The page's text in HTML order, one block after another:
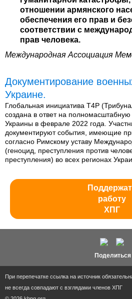
отношении армянского
обеспечения его прав и
соответствии с
прав человека.
Международная Ассоциация
Документирование
Украине.
Глобальная инициатива T4P
создана в ответ на
Украины в феврале 2022 года.
документируют события, имеющие
согласно Римскому уставу
(геноцид, преступления против
преступления) во всех регионах
работу
ХПГ
Поделиться
При перепечатке ссылка на источник
не всегда совпадают с взглядами членов ХПГ